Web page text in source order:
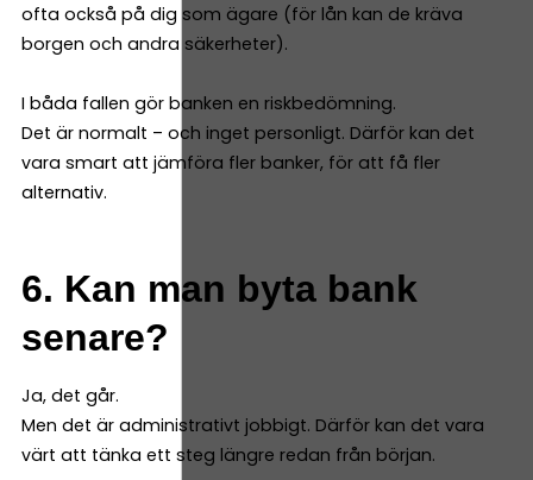
ofta också på dig som ägare (för lån kan de kräva
borgen och andra säkerheter).
I båda fallen gör banken en riskbedömning.
Det är normalt – och inget personligt. Därför kan det
vara smart att jämföra fler banker, för att få fler
alternativ.
6. Kan man byta bank
senare?
Ja, det går.
Men det är administrativt jobbigt. Därför kan det vara
värt att tänka ett steg längre redan från början.